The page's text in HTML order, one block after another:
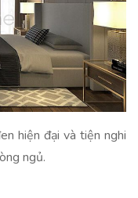
hiện đại và tiện nghi
ngủ.